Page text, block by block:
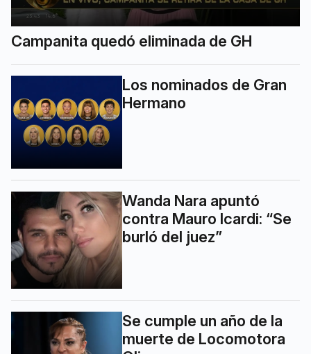
Campanita quedó eliminada de GH
Los nominados de Gran
Hermano
Wanda Nara apuntó
contra Mauro Icardi: “Se
burló del juez”
Se cumple un año de la
muerte de Locomotora